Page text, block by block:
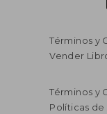
Términos y
Vender
Términos y
Políticas